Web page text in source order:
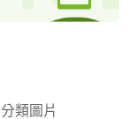
分類圖片